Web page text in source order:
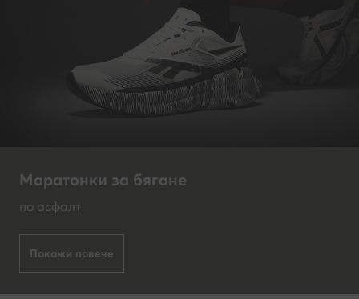
Маратонки за бягане
по асфалт
Покажи повече